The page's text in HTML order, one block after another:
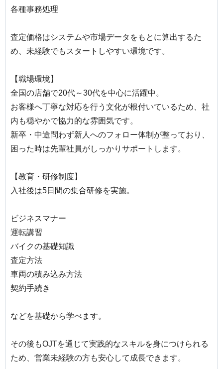
各種事務処理
査定価格はシステムや市場データをもとに算出するた
め、未経験でもスタートしやすい環境です。
【職場環境】
全国の店舗で20代～30代を中心に活躍中。
お客様へ丁寧な対応を行う文化が根付いているため、社
内も穏やかで協力的な雰囲気です。
新卒・中途問わず新人へのフォロー体制が整っており、
困った時は先輩社員がしっかりサポートします。
【教育・研修制度】
入社後は5日間の集合研修を実施。
ビジネスマナー
運転講習
バイクの基礎知識
査定方法
車両の積み込み方法
契約手続き
などを基礎から学べます。
その後もOJTを通じて実践的なスキルを身につけられる
ため、営業未経験の方も安心して成長できます。